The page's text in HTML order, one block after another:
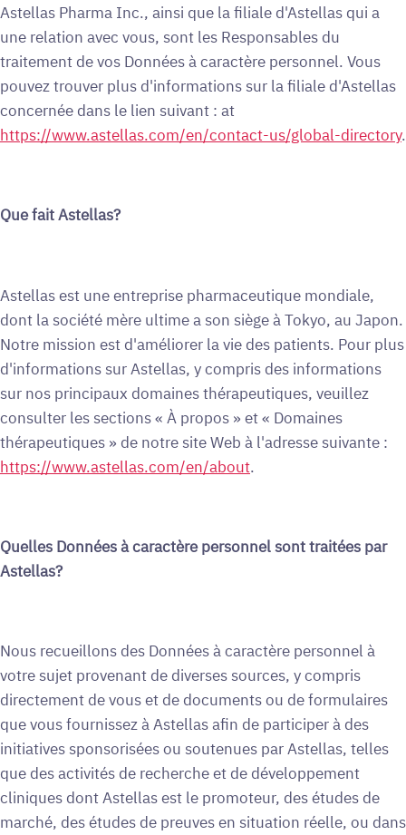
Astellas Pharma Inc., ainsi que la filiale d'Astellas qui a
une relation avec vous, sont les Responsables du
traitement de vos Données à caractère personnel. Vous
pouvez trouver plus d'informations sur la filiale d'Astellas
concernée dans le lien suivant : at
https://www.astellas.com/en/contact-us/global-directory.
Que fait Astellas?
Astellas est une entreprise pharmaceutique mondiale,
dont la société mère ultime a son siège à Tokyo, au Japon.
Notre mission est d'améliorer la vie des patients. Pour plus
d'informations sur Astellas, y compris des informations
sur nos principaux domaines thérapeutiques, veuillez
consulter les sections « À propos » et « Domaines
thérapeutiques » de notre site Web à l'adresse suivante :
https://www.astellas.com/en/about.
Quelles Données à caractère personnel sont traitées par
Astellas?
Nous recueillons des Données à caractère personnel à
votre sujet provenant de diverses sources, y compris
directement de vous et de documents ou de formulaires
que vous fournissez à Astellas afin de participer à des
initiatives sponsorisées ou soutenues par Astellas, telles
que des activités de recherche et de développement
cliniques dont Astellas est le promoteur, des études de
marché, des études de preuves en situation réelle, ou dans